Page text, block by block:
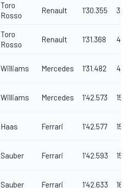
Toro
Rosso
Renault 1'30.355
Toro
Rosso
Renault 1'31.368
Williams Mercedes 1'31.482
Williams Mercedes 1'42.573
Haas Ferrari 1'42.577
Sauber Ferrari 1'42.593
Sauber Ferrari 1'42.633